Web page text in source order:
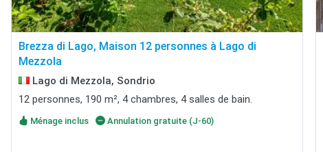
Brezza di Lago, Maison 12 personnes à Lago di
Mezzola
Lago di Mezzola, Sondrio
12 personnes, 190 m², 4 chambres, 4 salles de bain.
Ménage inclus Annulation gratuite (J-60)